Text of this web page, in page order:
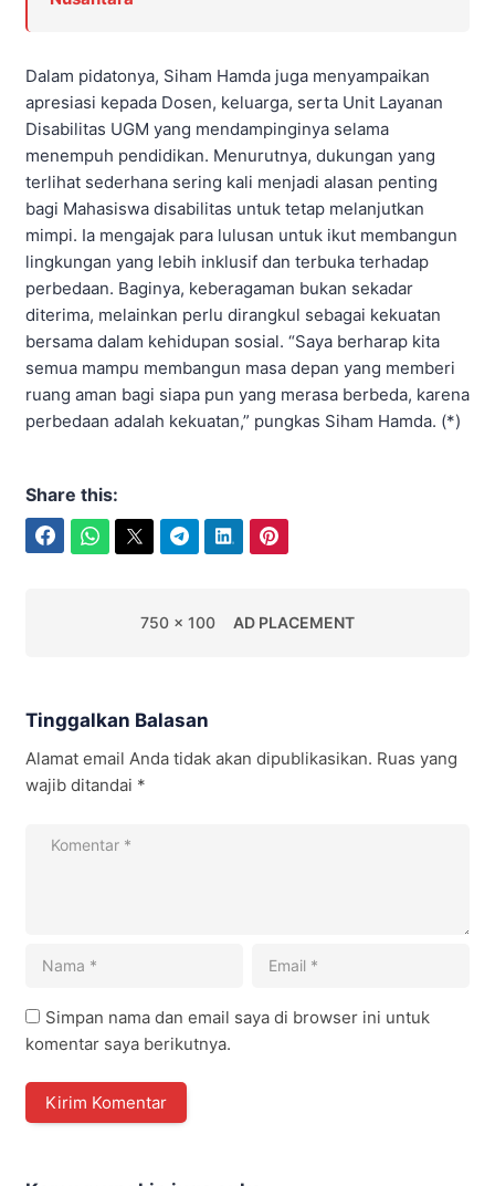
Dalam pidatonya, Siham Hamda juga menyampaikan
apresiasi kepada Dosen, keluarga, serta Unit Layanan
Disabilitas UGM yang mendampinginya selama
menempuh pendidikan. Menurutnya, dukungan yang
terlihat sederhana sering kali menjadi alasan penting
bagi Mahasiswa disabilitas untuk tetap melanjutkan
mimpi. Ia mengajak para lulusan untuk ikut membangun
lingkungan yang lebih inklusif dan terbuka terhadap
perbedaan. Baginya, keberagaman bukan sekadar
diterima, melainkan perlu dirangkul sebagai kekuatan
bersama dalam kehidupan sosial. “Saya berharap kita
semua mampu membangun masa depan yang memberi
ruang aman bagi siapa pun yang merasa berbeda, karena
perbedaan adalah kekuatan,” pungkas Siham Hamda. (*)
Share this:
750 x 100 AD PLACEMENT
Tinggalkan Balasan
Alamat email Anda tidak akan dipublikasikan. Ruas yang
wajib ditandai *
Simpan nama dan email saya di browser ini untuk
komentar saya berikutnya.